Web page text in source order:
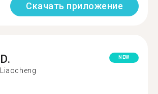
Скачать приложение
D.
Liaocheng
NEW